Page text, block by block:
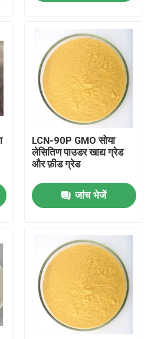
LCN-90P GMO सोया
लेसितिण पाउडर खाद्य ग्रेड
और फ़ीड ग्रेड
जांच भेजें